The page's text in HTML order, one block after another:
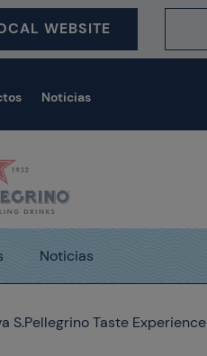
WEBSITE
Noticias
Noticias
S.Pellegrino Taste Experience